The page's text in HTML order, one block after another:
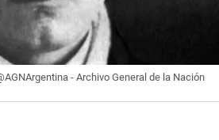
- Archivo General de la Nación